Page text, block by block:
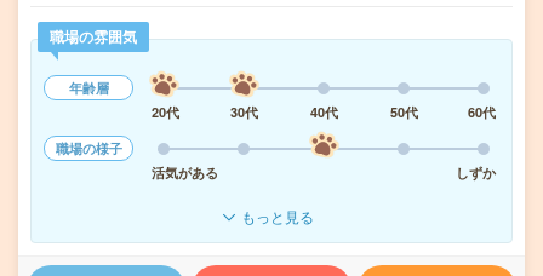
職場の雰囲気
年齢層
20代
30代 40代 50代
60代
職場の様子
活気がある
しずか
もっと見る